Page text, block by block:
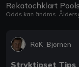
Rekatochklart
Odds kan ändras.
RoK_Bjornen
Stryktipset Tips